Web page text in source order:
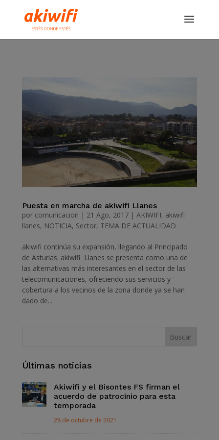
Puesta en marcha de akiwifi Llanes
por comunicacion | 21 Ago, 2017| AKIWIFI, akiwifi
llanes, NOTICIA, Sector, TEMA DE ACTUALIDAD
akiwifi continúa su expansión, llegando al Principado
de Asturias. akiwifi Llanes se presenta como una de
las alternativas más interesantes en el sector de las
telecomunicaciones, ofreciendo sus servicios y
cobertura a los vecinos de la zona donde ya se han
dado de...
Últimas noticias
Akiwifi y el Bisontes FS firman el
acuerdo de patrocinio para esta
temporada
28 de octubre de 2021